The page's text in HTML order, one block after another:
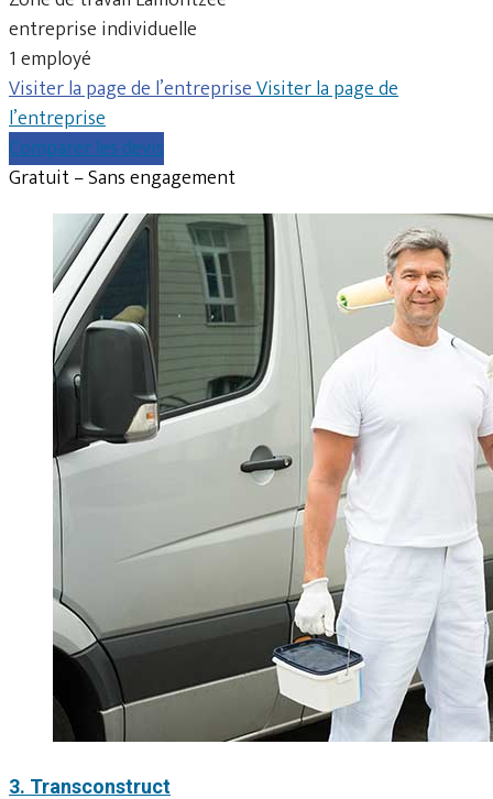
entreprise individuelle
1 employé
Visiter la page de l’entrepriseVisiter la page de
l’entreprise
Comparer les devis
Gratuit – Sans engagement
3. Transconstruct